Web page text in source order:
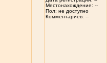
Местонахождение: --
Пол: не доступно
Комментариев: --